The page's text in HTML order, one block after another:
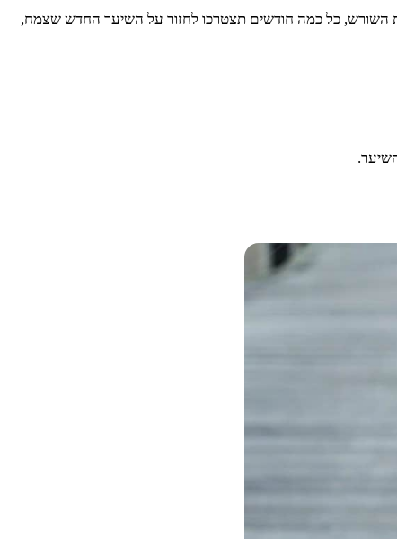
השורש, כל כמה חודשים תצטרכו לחזור על השיער החדש שצמח,